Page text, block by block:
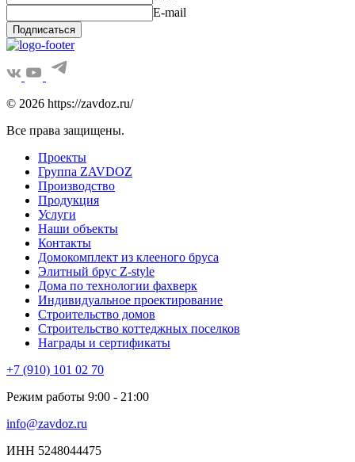
E-mail
Подписаться
© 2026 https://zavdoz.ru/
Все права защищены.
Проекты
Группа ZAVDOZ
Производство
Продукция
Услуги
Наши объекты
Контакты
Домокомплект из клееного бруса
Элитный брус Z-style
Дома по технологии фахверк
Индивидуальное проектирование
Строительство домов
Строительство коттеджных поселков
Награды и сертификаты
+7 (910) 101 02 70
Режим работы 9:00 - 21:00
info@zavdoz.ru
ИНН 5248044475